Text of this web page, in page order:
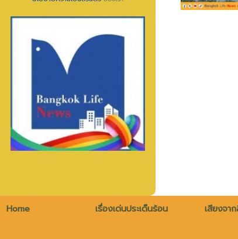
Home เรื่องเด่นประเด็นร้อน เสียงจา